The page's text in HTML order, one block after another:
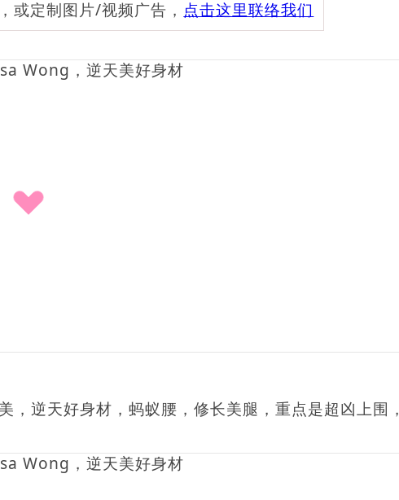
或定制图片/视频广告， 点击这里联络我们
逆天好身材，蚂蚁腰，修长美腿，重点是超凶上围，